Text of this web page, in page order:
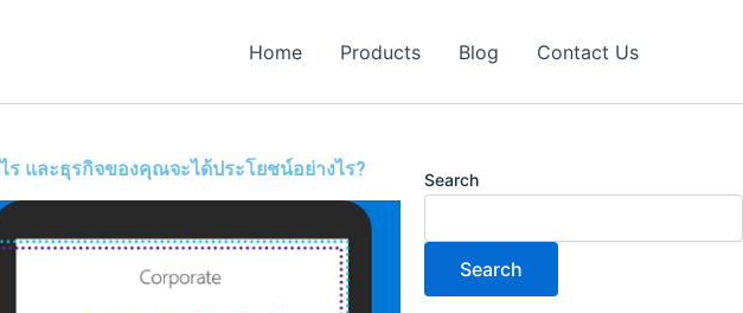
Home Products Blog Contact Us
และธุรกิจของคุณจะได้ประโยชน์อย่างไร? Search
Search